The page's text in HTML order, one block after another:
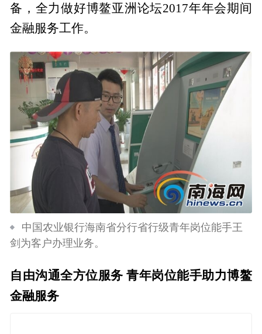
备，全力做好博鳌亚洲论坛2017年年会期间
金融服务工作。
中国农业银行海南省分行省行级青年岗位能手王
剑为客户办理业务。
自由沟通全方位服务 青年岗位能手助力博鳌
金融服务